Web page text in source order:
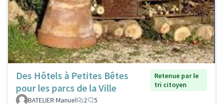
Des Hôtels à Petites Bêtes
pour les parcs de la Ville
Retenue par le
tri citoyen
BATELIER Manuel
2 5